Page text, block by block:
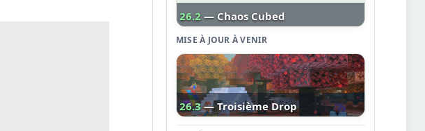
26.2 — Chaos Cubed
MISE À JOUR À VENIR
26.3 — Troisième Drop